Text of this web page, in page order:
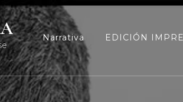
Narrativa EDICIÓN